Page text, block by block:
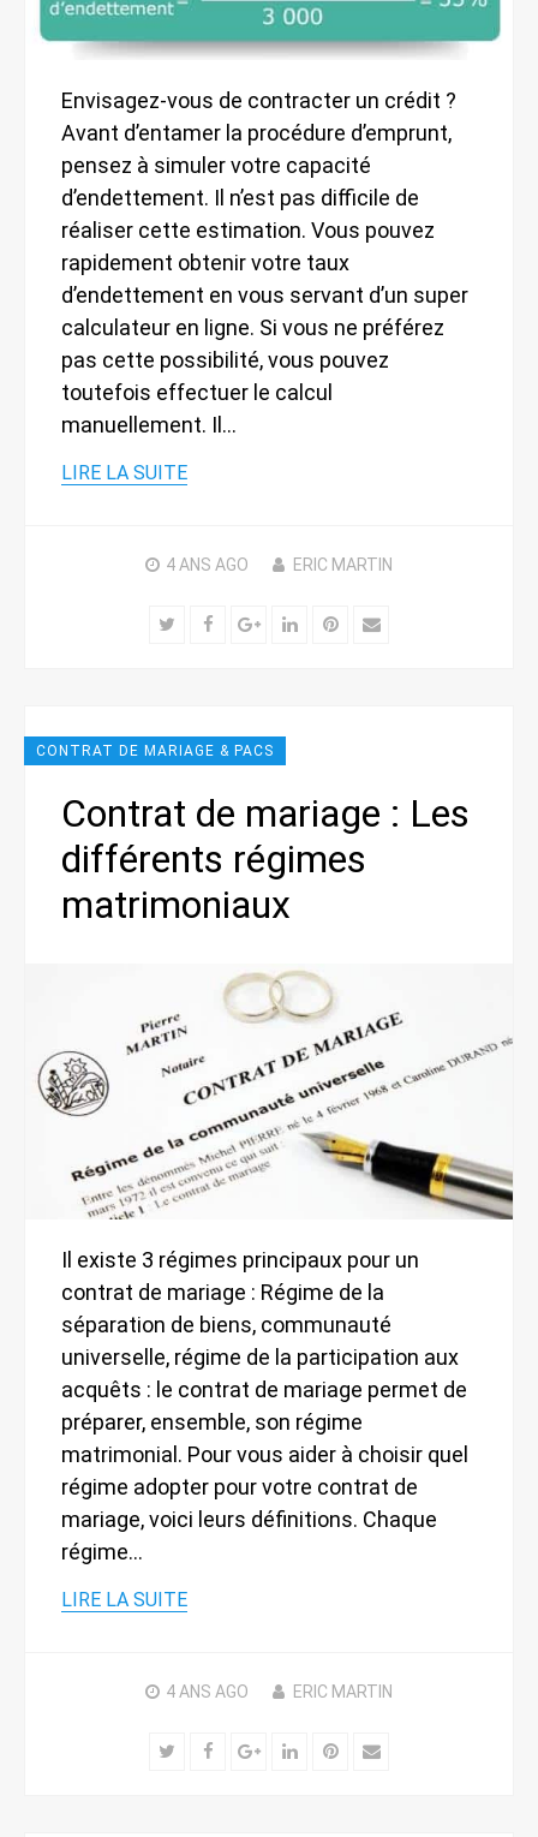
Envisagez-vous de contracter un crédit ?
Avant d’entamer la procédure d’emprunt,
pensez à simuler votre capacité
d’endettement. Il n’est pas difficile de
réaliser cette estimation. Vous pouvez
rapidement obtenir votre taux
d’endettement en vous servant d’un super
calculateur en ligne. Si vous ne préférez
pas cette possibilité, vous pouvez
toutefois effectuer le calcul
manuellement. Il…
LIRE LA SUITE
4 ANS AGO ERIC MARTIN
TwitterFacebookGoogle+
LinkedInPinterest
Email
CONTRAT DE MARIAGE & PACS
Contrat de mariage : Les
différents régimes
matrimoniaux
Il existe 3 régimes principaux pour un
contrat de mariage : Régime de la
séparation de biens, communauté
universelle, régime de la participation aux
acquêts : le contrat de mariage permet de
préparer, ensemble, son régime
matrimonial. Pour vous aider à choisir quel
régime adopter pour votre contrat de
mariage, voici leurs définitions. Chaque
régime…
LIRE LA SUITE
4 ANS AGO ERIC MARTIN
TwitterFacebookGoogle+
LinkedInPinterest
Email